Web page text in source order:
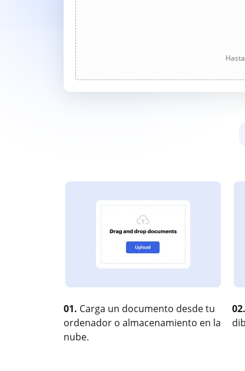
01. Carga un documento desde tu
ordenador o almacenamiento en la
nube.
02.